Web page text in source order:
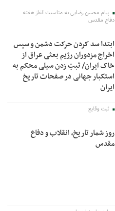
پیام محسن رضایی به مناسبت آغاز هفته
دفاع مقدس
ابتدا سد کردن حرکت دشمن و سپس
اخراج مزدوران رژیم بعثی عراق از
خاک ایران/ ثبتِ زدن سیلی محکم به
استکبار جهانی در صفحات تاریخ
ایران
ثبت وقایع
روز شمار تاریخ، انقلاب و دفاع
مقدس